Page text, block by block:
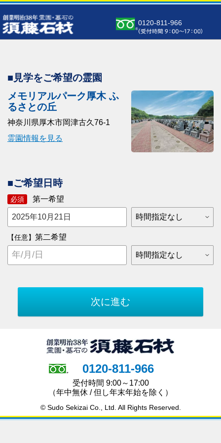
0120-811-966
■見学をご希望の霊園
メモリアルパーク厚木 ふ
るさとの丘
神奈川県厚木市岡津古久76-1
霊園情報を見る
■ご希望日時
必須 第一希望
【任意】 第二希望
0120-811-966
受付時間 9:00～17:00
（年中無休 / 但し年末年始を除く）
© Sudo Sekizai Co., Ltd. All Rights Reserved.